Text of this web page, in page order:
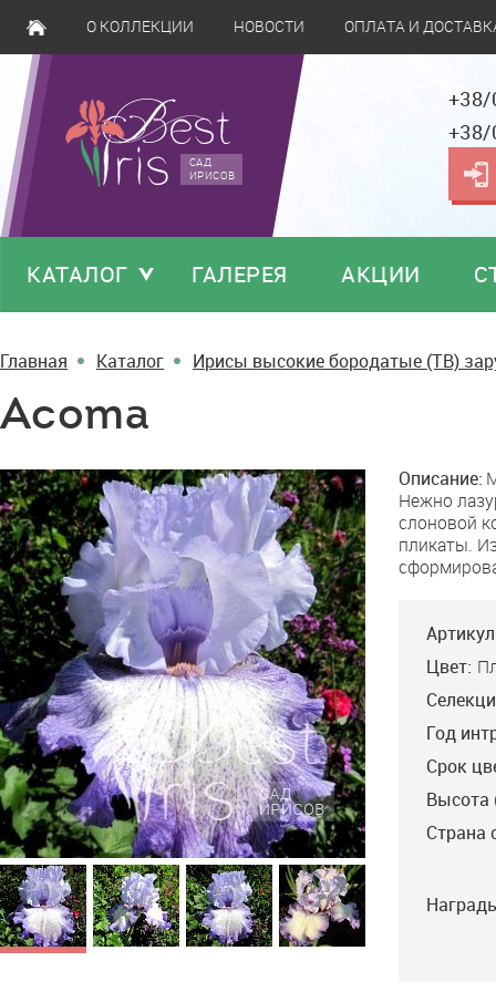
О КОЛЛЕКЦИИ НОВОСТИ ОПЛАТА И
САД
ИРИСОВ
КАТАЛОГ ГАЛЕРЕЯ АКЦИИ
Главная Каталог Ирисы высокие бородатые (TB)
Acoma
Acoma Описание:
Нежно
слоновой
пликаты.
Цвет:
Год
Срок
Высота
Страна
Common Thread
Johnson’12, EM, 94,